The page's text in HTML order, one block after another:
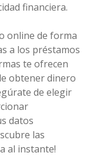
financiera.
online de forma
a los préstamos
te ofrecen
obtener dinero
de elegir
datos
las
al instante!